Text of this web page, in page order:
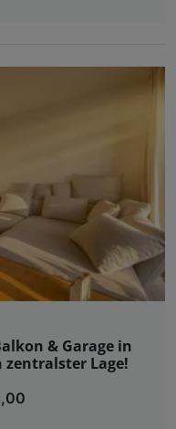
& Garage in
Lage!